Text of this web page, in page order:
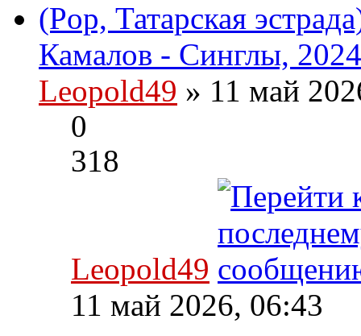
(Pop, Татарская
Камалов - Синглы,
Leopold49 » 11 май
0
318
Leopold49
11 май 2026, 06:43